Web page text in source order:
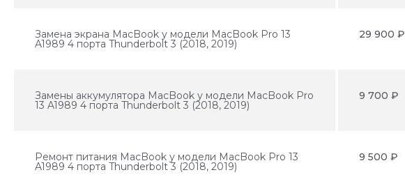
Замена экрана MacBook у модели MacBook Pro 13
A1989 4 порта Thunderbolt 3 (2018, 2019)
29 900 ₽
Замены аккумулятора MacBook у модели MacBook Pro
13 A1989 4 порта Thunderbolt 3 (2018, 2019)
9 700 ₽
Ремонт питания MacBook у модели MacBook Pro 13
A1989 4 порта Thunderbolt 3 (2018, 2019)
9 500 ₽